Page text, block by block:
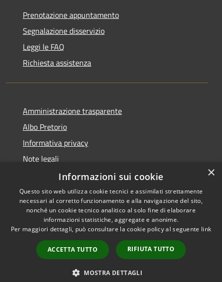
Prenotazione appuntamento
Segnalazione disservizio
Leggi le FAQ
Richiesta assistenza
Amministrazione trasparente
Albo Pretorio
Informativa privacy
Note legali
Dichiarazione di accessibilità
RSS
Accessibilità
Copyright © 2026 • Comune di
Municipium•
Accesso
redazione
×
Informazioni sui cookie
Questo sito web utilizza cookie tecnici e assimilati strettamente
necessari al corretto funzionamento e alla navigazione del sito,
nonché un cookie tecnico analitico al solo fine di elaborare
informazioni statistiche, aggregate e anonime.
Per maggiori dettagli, può consultare la cookie policy al seguente link
ACCETTA TUTTO RIFIUTA TUTTO
MOSTRA DETTAGLI